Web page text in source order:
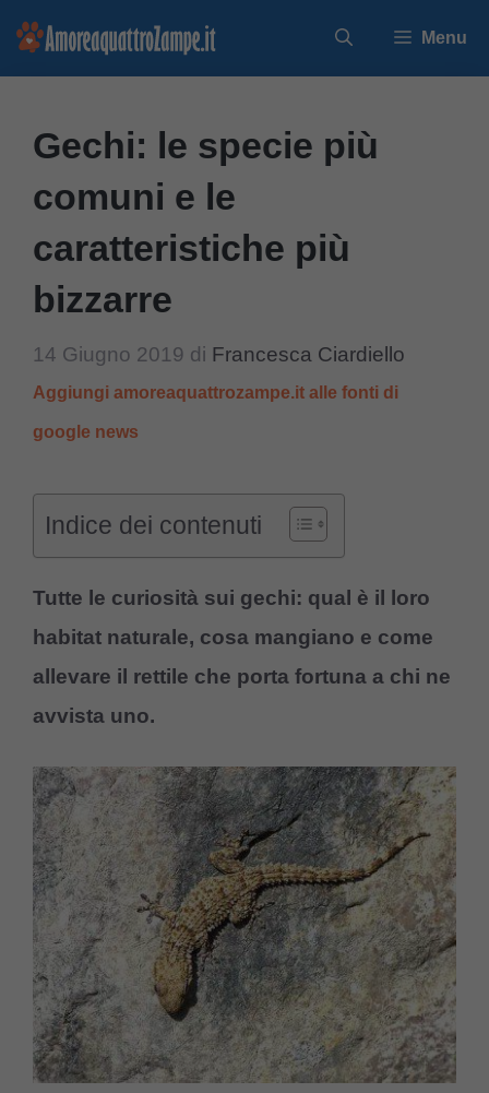
Vai
Menu
Gechi: le specie più
comuni e le
caratteristiche più
bizzarre
14 Giugno 2019 di Francesca Ciardiello
Aggiungi amoreaquattrozampe.it alle fonti di
google news
Indice dei contenuti
Tutte le curiosità sui gechi: qual è il loro
habitat naturale, cosa mangiano e come
allevare il rettile che porta fortuna a chi ne
avvista uno.